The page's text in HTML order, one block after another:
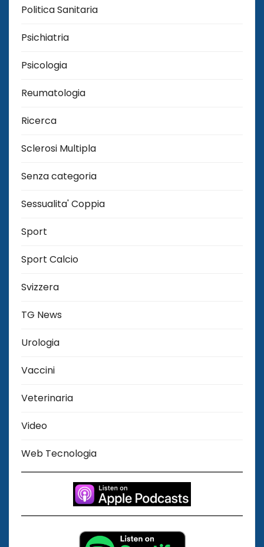
Politica Sanitaria
Psichiatria
Psicologia
Reumatologia
Ricerca
Sclerosi Multipla
Senza categoria
Sessualita' Coppia
Sport
Sport Calcio
Svizzera
TG News
Urologia
Vaccini
Veterinaria
Video
Web Tecnologia